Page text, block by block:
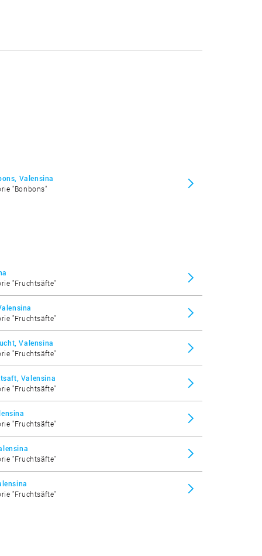
Valensina
"Bonbons"
"Fruchtsäfte"
"Fruchtsäfte"
Valensina
"Fruchtsäfte"
Valensina
"Fruchtsäfte"
"Fruchtsäfte"
"Fruchtsäfte"
"Fruchtsäfte"